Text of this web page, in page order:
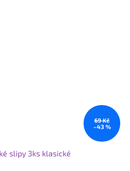
69 Kč
–43 %
slipy 3ks klasické